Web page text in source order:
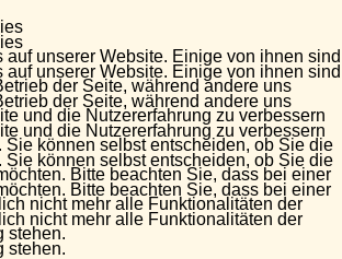
auf unserer Website. Einige von ihnen sind
der Seite, während andere uns
und die Nutzererfahrung zu verbessern
Sie können selbst entscheiden, ob Sie die
Bitte beachten Sie, dass bei einer
nicht mehr alle Funktionalitäten der
stehen.
auf unserer Website. Einige von ihnen sind
der Seite, während andere uns
und die Nutzererfahrung zu verbessern
Sie können selbst entscheiden, ob Sie die
Bitte beachten Sie, dass bei einer
nicht mehr alle Funktionalitäten der
stehen.